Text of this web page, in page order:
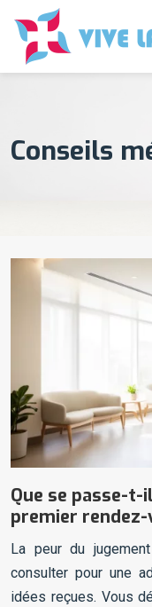
Conseils
Que se passe-
premier
La peur du
consulter pour une
idées reçues. Vous